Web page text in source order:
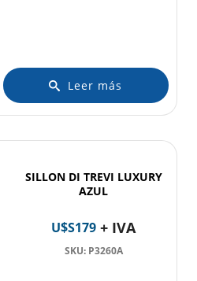
Leer más
SILLON DI TREVI LUXURY
AZUL
U$S179 + IVA
SKU: P3260A